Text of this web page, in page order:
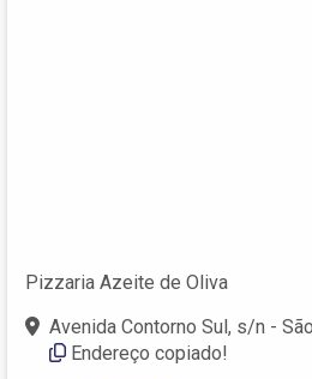
Pizzaria Azeite de Oliva
Avenida Contorno Sul, s/n -
Endereço copiado!